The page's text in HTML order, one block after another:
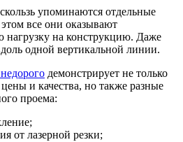
упоминаются отдельные
все они оказывают
на конструкцию. Даже
одной вертикальной линии.
демонстрирует не только
и качества, но также разные
проема:
от лазерной резки;